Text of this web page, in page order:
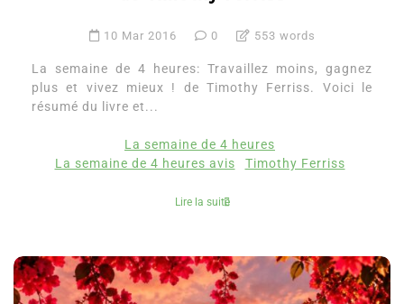
10 Mar 2016 0 553 words
La semaine de 4 heures: Travaillez moins, gagnez
plus et vivez mieux ! de Timothy Ferriss. Voici le
résumé du livre et...
La semaine de 4 heures
La semaine de 4 heures avis
Timothy Ferriss
Lire la suite